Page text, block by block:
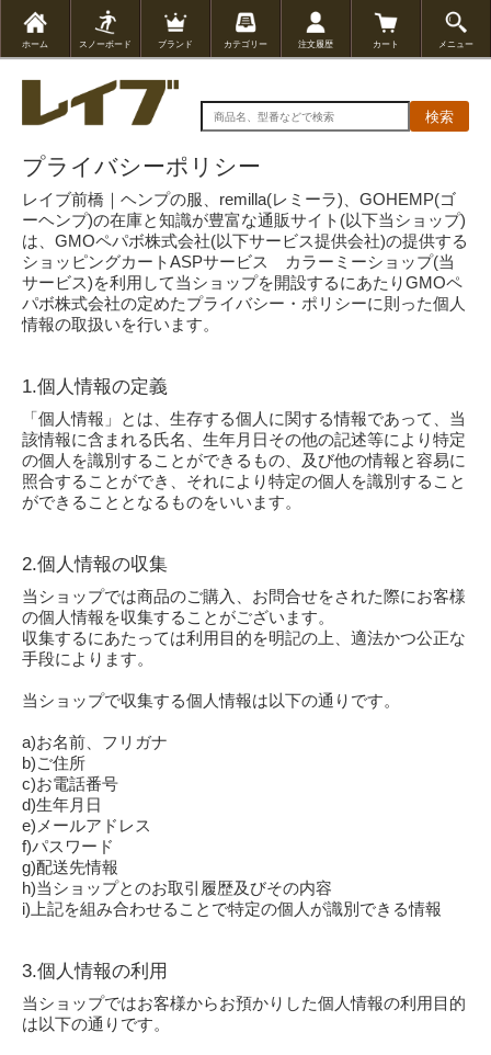
ホーム スノーボード ブランド カテゴリー 注文履歴 カート メニュー
検索
プライバシーポリシー
レイブ前橋｜ヘンプの服、remilla(レミーラ)、GOHEMP(ゴ
ーヘンプ)の在庫と知識が豊富な通販サイト(以下当ショップ)
は、 GMOペパボ株式会社(以下サービス提供会社)の提供する
ショッピングカートASPサービス
カラーミーショップ(当
サービス)を利用して当ショップを開設するにあたりGMOペ
パボ株式会社の定めたプライバシー・ポリシーに則った個人
情報の取扱いを行います。
1.個人情報の定義
「個人情報」とは、生存する個人に関する情報であって、当
該情報に含まれる氏名、生年月日その他の記述等により特定
の個人を識別することができるもの、及び他の情報と容易に
照合することができ、それにより特定の個人を識別すること
ができることとなるものをいいます。
2.個人情報の収集
当ショップでは商品のご購入、お問合せをされた際にお客様
の個人情報を収集することがございます。
収集するにあたっては利用目的を明記の上、適法かつ公正な
手段によります。
当ショップで収集する個人情報は以下の通りです。
a)お名前、フリガナ
b)ご住所
c)お電話番号
d)生年月日
e)メールアドレス
f)パスワード
g)配送先情報
h)当ショップとのお取引履歴及びその内容
i)上記を組み合わせることで特定の個人が識別できる情報
3.個人情報の利用
当ショップではお客様からお預かりした個人情報の利用目的
は以下の通りです。